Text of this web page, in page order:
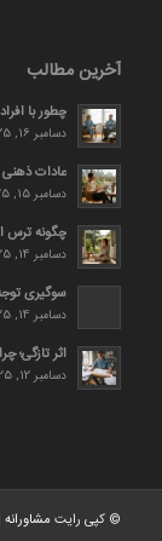
آخرین مطالب
چطور با
دسامبر 16, 2025 - 12:00 ب.ظ
عادات ذهنی
دسامبر 15, 2025 - 10:58 ب.ظ
چگونه ترس
دسامبر 14, 2025 - 10:54 ب.ظ
سوگیری
دسامبر 14, 2025 - 2:17 ق.ظ
اثر تازگی؛
دسامبر 12, 2025 - 7:52 ب.ظ
© کپی رایت مشاورانه|